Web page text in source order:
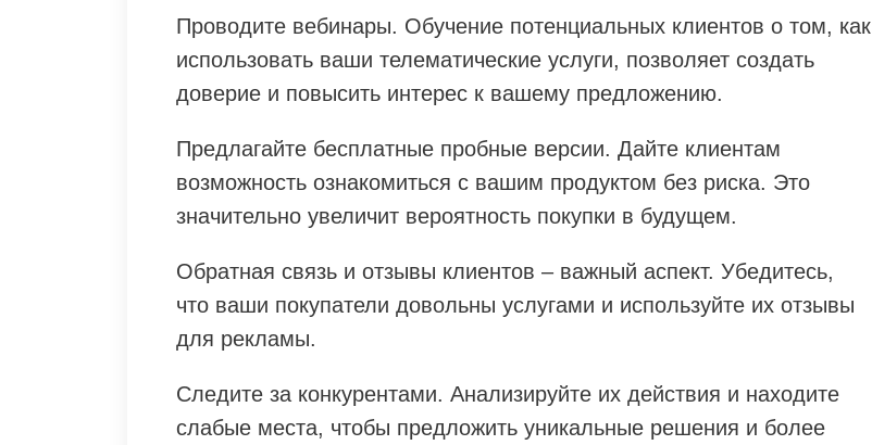
Проводите вебинары. Обучение потенциальных клиентов о том, как
использовать ваши телематические услуги, позволяет создать
доверие и повысить интерес к вашему предложению.
Предлагайте бесплатные пробные версии. Дайте клиентам
возможность ознакомиться с вашим продуктом без риска. Это
значительно увеличит вероятность покупки в будущем.
Обратная связь и отзывы клиентов – важный аспект. Убедитесь,
что ваши покупатели довольны услугами и используйте их отзывы
для рекламы.
Следите за конкурентами. Анализируйте их действия и находите
слабые места, чтобы предложить уникальные решения и более